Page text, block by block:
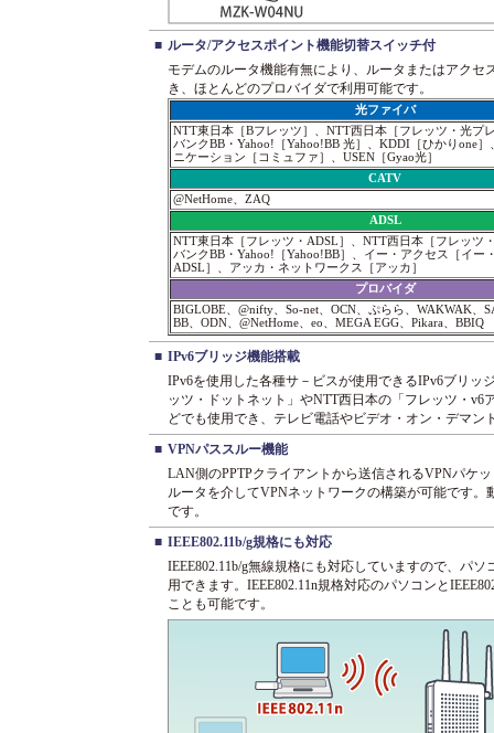
■ ルータ/アクセスポイント機能切替スイッチ付
モデムのルータ機能有無により、ルータまたはアク
き、ほとんどのプロバイダで利用可能です。
光ファイバ
NTT東日本［Bフレッツ］、NTT西日本［フレッツ・光プ
バンクBB・Yahoo!［Yahoo!BB 光］、KDDI［ひかりone
ニケーション［コミュファ］、USEN［Gyao光］
CATV
@NetHome、ZAQ
ADSL
NTT東日本［フレッツ・ADSL］、NTT西日本［フレッツ
バンクBB・Yahoo!［Yahoo!BB］、イー・アクセス［イー
ADSL］、アッカ・ネットワークス［アッカ］
プロバイダ
BIGLOBE、@nifty、So-net、OCN、ぷらら、WAKWAK、
BB、ODN、@NetHome、eo、MEGA EGG、Pikara、BBIQ
■ IPv6ブリッジ機能搭載
IPv6を使用した各種サ－ビスが使用できるIPv6ブリッ
ッツ・ドットネット」やNTT西日本の「フレッツ・
どでも使用でき、テレビ電話やビデオ・オン・デマン
■ VPNパススルー機能
LAN側のPPTPクライアントから送信されるVPNパケ
ルータを介してVPNネットワークの構築が可能です
です。
■ IEEE802.11b/g規格にも対応
IEEE802.11b/g無線規格にも対応していますので、パ
用できます。IEEE802.11n規格対応のパソコンと
ことも可能です。